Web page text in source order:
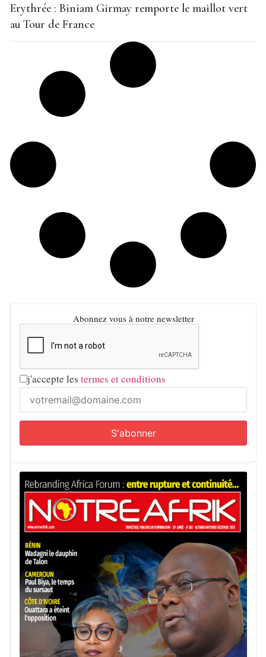
Erythrée : Biniam Girmay remporte le maillot vert
au Tour de France
Abonnez vous à notre newsletter
j'accepte les termes et conditions